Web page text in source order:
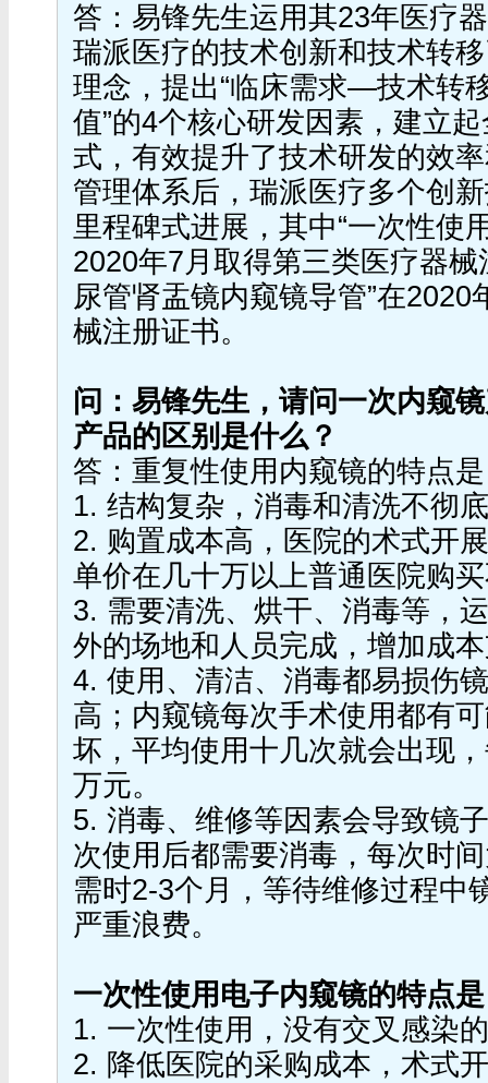
答：易锋先生运用其23年医疗
瑞派医疗的技术创新和技术转
理念，提出“临床需求—技术
值”的4个核心研发因素，建立
式，有效提升了技术研发的效
管理体系后，瑞派医疗多个创
里程碑式进展，其中“一次性使
2020年7月取得第三类医疗器
尿管肾盂镜内窥镜导管”在
械注册证书。
问：易锋先生，请问一次内窥
产品的区别是什么？
答：重复性使用内窥镜的特点
1. 结构复杂，消毒和清洗不彻
2. 购置成本高，医院的术式开
单价在几十万以上普通医院购
3. 需要清洗、烘干、消毒等，
外的场地和人员完成，增加成
4. 使用、清洁、消毒都易损伤
高；内窥镜每次手术使用都有
坏，平均使用十几次就会出现
万元。
5. 消毒、维修等因素会导致镜
次使用后都需要消毒，每次时
需时2-3个月，等待维修过程中
严重浪费。
一次性使用电子内窥镜的特点
1. 一次性使用，没有交叉感染
2. 降低医院的采购成本，术式